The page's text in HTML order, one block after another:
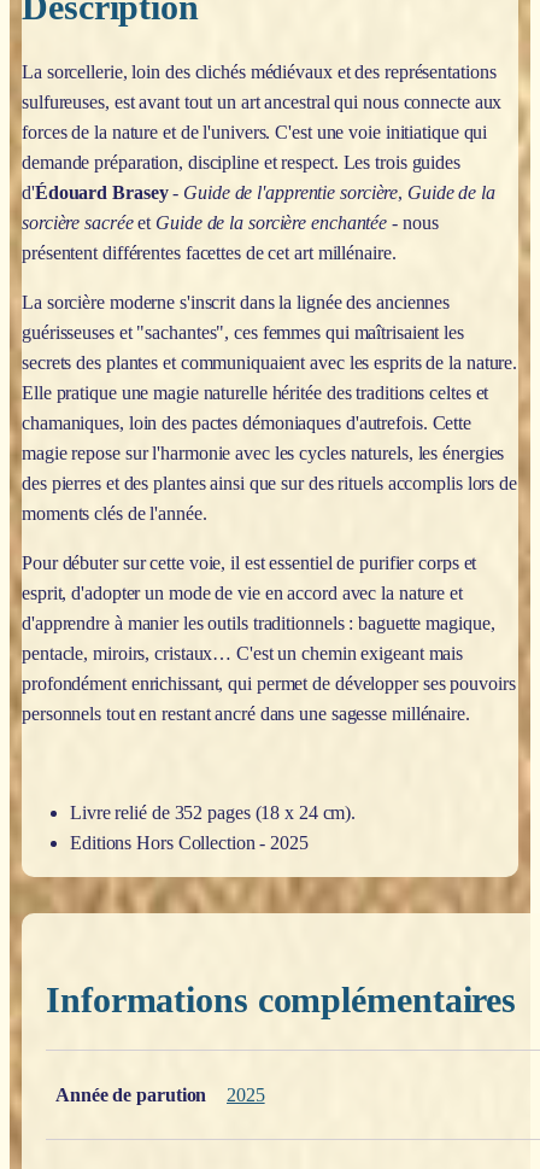
La sorcellerie, loin des clichés médiévaux et des représentations
sulfureuses, est avant tout un art ancestral qui nous connecte aux
forces de la nature et de l'univers. C'est une voie initiatique qui
demande préparation, discipline et respect. Les trois guides
d'Édouard Brasey- Guide de l'apprentie sorcière, Guide de la
sorcière sacréeet Guide de la sorcière enchantée - nous
présentent différentes facettes de cet art millénaire.
La sorcière moderne s'inscrit dans la lignée des anciennes
guérisseuses et "sachantes", ces femmes qui maîtrisaient les
secrets des plantes et communiquaient avec les esprits de la nature.
Elle pratique une magie naturelle héritée des traditions celtes et
chamaniques, loin des pactes démoniaques d'autrefois. Cette
magie repose sur l'harmonie avec les cycles naturels, les énergies
des pierres et des plantes ainsi que sur des rituels accomplis lors de
moments clés de l'année.
Pour débuter sur cette voie, il est essentiel de purifier corps et
esprit, d'adopter un mode de vie en accord avec la nature et
d'apprendre à manier les outils traditionnels : baguette magique,
pentacle, miroirs, cristaux… C'est un chemin exigeant mais
profondément enrichissant, qui permet de développer ses pouvoirs
personnels tout en restant ancré dans une sagesse millénaire.
Livre relié de 352 pages (18 x 24 cm).
Editions Hors Collection - 2025
Informations complémentaires
Année de parution
2025